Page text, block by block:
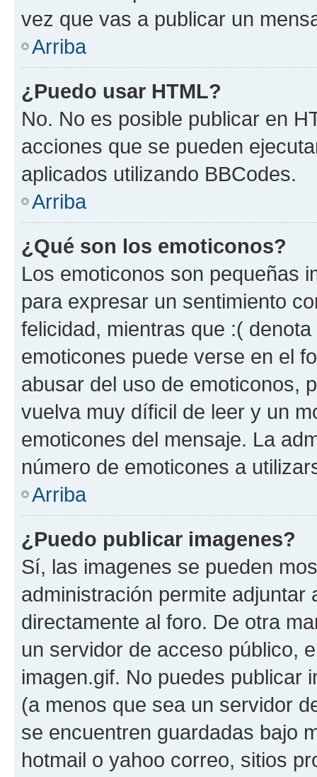
vez que vas a publicar un
Arriba
¿Puedo usar HTML?
No. No es posible publicar en
acciones que se pueden
aplicados utilizando BBCodes.
Arriba
¿Qué son los emoticonos?
Los emoticonos son pequeñas
para expresar un sentimiento
felicidad, mientras que :(
emoticones puede verse en el
abusar del uso de emoticonos,
vuelva muy díficil de leer y un
emoticones del mensaje. La
número de emoticones a
Arriba
¿Puedo publicar imagenes?
Sí, las imagenes se pueden
administración permite
directamente al foro. De otra
un servidor de acceso público,
imagen.gif. No puedes publicar
(a menos que sea un servidor
se encuentren guardadas bajo
hotmail o yahoo correo, sitios